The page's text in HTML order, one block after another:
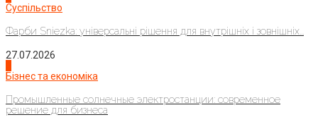
Суспільство
Фарби Sniezka: універсальні рішення для внутрішніх і зовнішніх...
27.07.2026
Бізнес та економіка
Промышленные солнечные электростанции: современное
решение для бизнеса